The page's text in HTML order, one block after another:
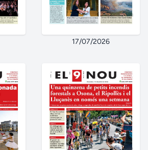
17/07/2026